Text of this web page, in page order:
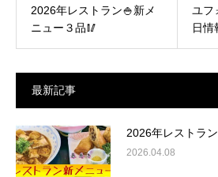
2026年レストラン🍚新メ
ニュー３品🥢
ユフ
日情
最新記事
2026年レストラ
2026.04.08